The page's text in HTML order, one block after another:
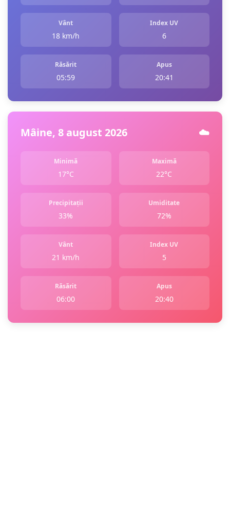
Vânt
18 km/h
Index UV
6
Răsărit
05:59
Apus
20:41
Mâine, 8 august 2026 ☁️
Minimă
17°C
Maximă
22°C
Precipitații
33%
Umiditate
72%
Vânt
21 km/h
Index UV
5
Răsărit
06:00
Apus
20:40